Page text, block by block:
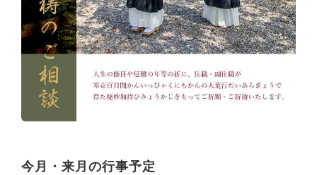
今月・来月の行事予定